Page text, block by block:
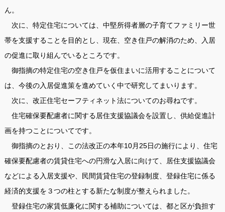
ん。
次に、特定住宅については、中堅所得者層の子育てファミリー世
帯を支援することを目的とし、現在、空き住戸の解消のため、入居
の促進に取り組んでいるところです。
御指摘の特定住宅の空き住戸を仮住まいに活用することについて
は、今後の入居促進策を進めていく中で研究してまいります。
次に、改正住宅セーフティネット法についてのお尋ねです。
住宅確保要配慮者に関する居住支援協議会を設置し、供給促進計
画を持つことについてです。
御指摘のとおり、この法改正の本年10月25日の施行により、住宅
確保要配慮者の賃貸住宅への円滑な入居に向けて、居住支援協議会
などによる入居支援や、民間賃貸住宅の登録制度、登録住宅に係る
経済的支援を３つの柱とする新たな制度が整えられました。
登録住宅の家賃低廉化に関する補助については、都と区が負担す